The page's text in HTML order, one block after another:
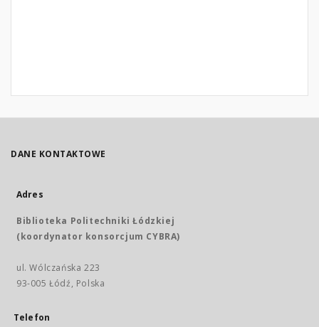
DANE KONTAKTOWE
Adres
Biblioteka Politechniki Łódzkiej
(koordynator konsorcjum CYBRA)
ul. Wólczańska 223
93-005 Łódź, Polska
Telefon